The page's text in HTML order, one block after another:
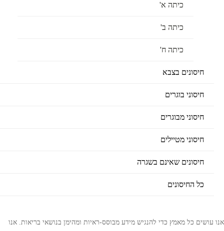
כיתה א'
כיתה ב'
כיתה ח'
חיסונים בצבא
חיסוני בוגרים
חיסוני מבוגרים
חיסוני מטיילים
חיסונים שאינם בשגרה
כל החיסונים
אנו עושים כל מאמץ כדי להנגיש מידע מבוסס-ראיות ומהימן בנושאי בריאות. אנו